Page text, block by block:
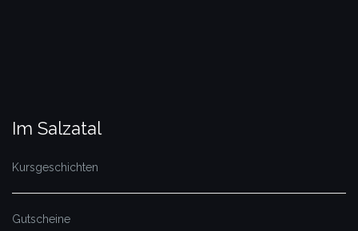
Im Salzatal
Kursgeschichten
Gutscheine